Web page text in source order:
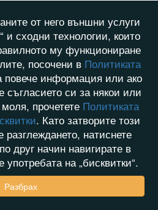
от него външни услуги
и сходни технологии, които
му функциониране
посочени в Политиката
повече информация или ако
съгласието си за някои или
прочетете Политиката
. Като затворите този
натиснете
друг начин навигирате в
на „бисквитки“.
Разбрах